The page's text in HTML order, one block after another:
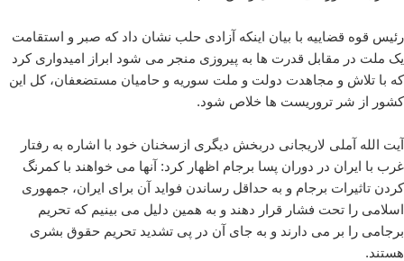
رئیس قوه قضاییه با بیان اینکه آزادی حلب نشان داد که صبر و استقامت
یک ملت در مقابل قدرت ها به پیروزی منجر می شود ابراز امیدواری کرد
که با تلاش و مجاهدت دولت و ملت سوریه و حامیان مستضعفان، کل این
کشور از شر تروریست ها خلاص شود.
آیت الله آملی لاریجانی دربخش دیگری ازسخنان خود با اشاره به رفتار
غرب با ایران در دوران پسا برجام اظهار کرد: آنها می خواهند با کمرنگ
کردن تاثیرات برجام و به حداقل رساندن فواید آن برای ایران، جمهوری
اسلامی را تحت فشار قرار دهند و به همین دلیل می بینیم که تحریم
برجامی را بر می دارند و به جای آن در پی تشدید تحریم حقوق بشری
هستند.